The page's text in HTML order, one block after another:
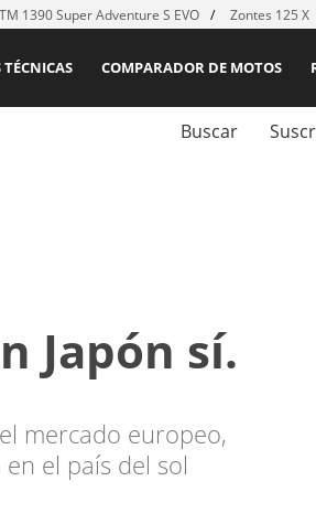
1390 Super Adventure S EVO Zontes 125 X
COMPARADOR DE MOTOS
TÉCNICAS
Buscar
Japón sí.
mercado europeo,
el país del sol